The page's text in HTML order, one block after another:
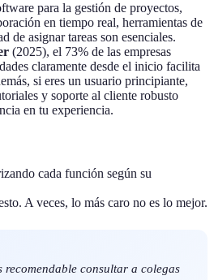
para la gestión de proyectos,
en tiempo real, herramientas de
de asignar tareas son esenciales.
(2025), el 73% de las empresas
claramente desde el inicio facilita
si eres un usuario principiante,
y soporte al cliente robusto
en tu experiencia.
cada función según su
A veces, lo más caro no es lo mejor.
recomendable consultar a colegas